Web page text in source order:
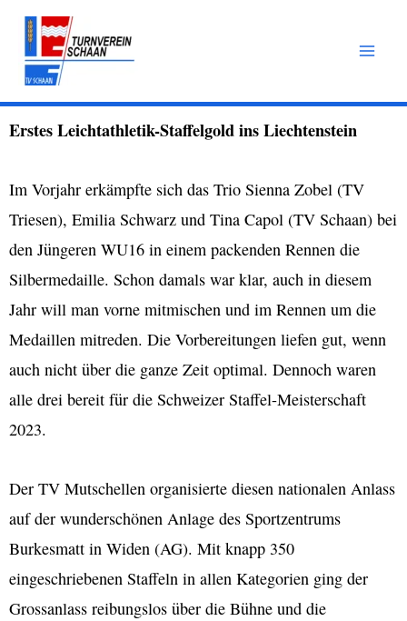
Zum
Inhalt
springen
Erstes Leichtathletik-Staffelgold ins Liechtenstein
Im Vorjahr erkämpfte sich das Trio Sienna Zobel (TV
Triesen), Emilia Schwarz und Tina Capol (TV Schaan) bei
den Jüngeren WU16 in einem packenden Rennen die
Silbermedaille. Schon damals war klar, auch in diesem
Jahr will man vorne mitmischen und im Rennen um die
Medaillen mitreden. Die Vorbereitungen liefen gut, wenn
auch nicht über die ganze Zeit optimal. Dennoch waren
alle drei bereit für die Schweizer Staffel-Meisterschaft
2023.
Der TV Mutschellen organisierte diesen nationalen Anlass
auf der wunderschönen Anlage des Sportzentrums
Burkesmatt in Widen (AG). Mit knapp 350
eingeschriebenen Staffeln in allen Kategorien ging der
Grossanlass reibungslos über die Bühne und die